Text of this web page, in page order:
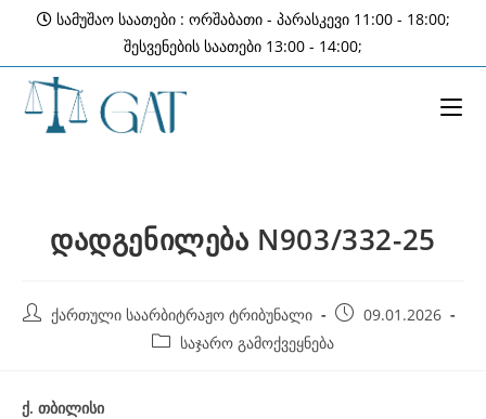
content
სამუშაო საათები : ორშაბათი - პარასკევი 11:00 - 18:00;
შესვენების საათები 13:00 - 14:00;
დადგენილება N903/332-25
Post ქართული საარბიტრაჟო ტრიბუნალი
Post09.01.2026
Post საჯარო გამოქვეყნება
ქ. თბილისი